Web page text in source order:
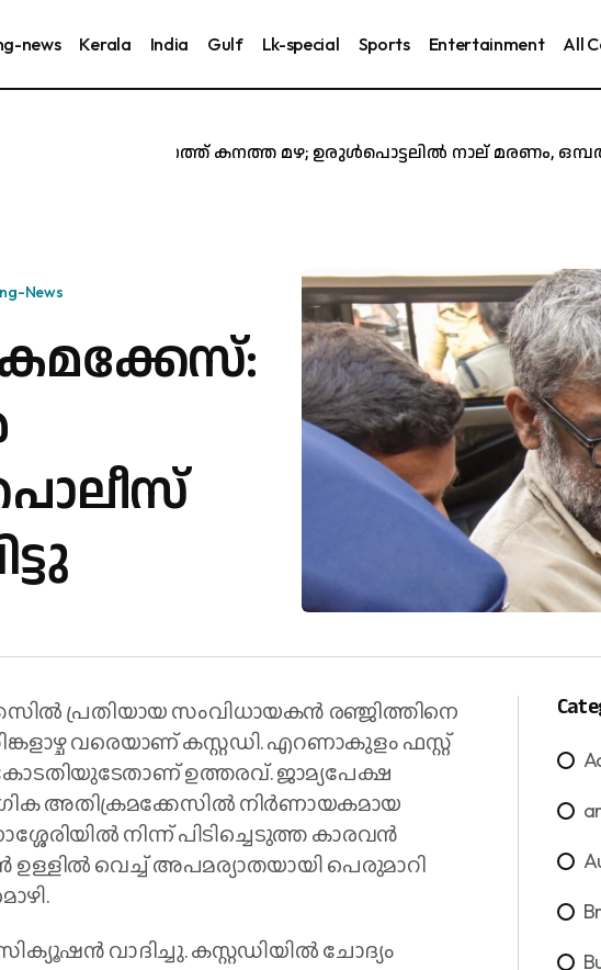
news Kerala India Gulf Lk-special Sports Entertainment All
സംസ്ഥാനത്ത് കനത്ത മഴ; ഉരുൾപൊട്ടലിൽ നാല് മരണം, ഒമ്പത്
News
പ്രതിയായ സംവിധായകൻ രഞ്ജിത്തിനെ
വരെയാണ് കസ്റ്റഡി. എറണാകുളം ഫസ്റ്റ്
ഉത്തരവ്. ജാമ്യപേക്ഷ
അതിക്രമക്കേസിൽ നിർണായകമായ
നിന്ന് പിടിച്ചെടുത്ത കാരവൻ
വെച്ച് അപമര്യാതയായി പെരുമാറി
വാദിച്ചു. കസ്റ്റഡിയിൽ ചോദ്യം